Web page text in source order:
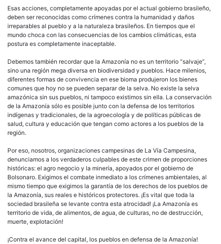
Esas acciones, completamente apoyadas por el actual gobierno brasileño,
deben ser reconocidas como crímenes contra la humanidad y daños
irreparables al pueblo y a la naturaleza brasileños. En tiempos que el
mundo choca con las consecuencias de los cambios climáticas, esta
postura es completamente inaceptable.
Debemos también recordar que la Amazonía no es un territorio “salvaje”,
sino una región mega diversa en biodiversidad y pueblos. Hace milenios,
diferentes formas de convivencia en ese bioma produjeron los bienes
comunes que hoy no se pueden separar de la selva. No existe la selva
amazónica sin sus pueblos, ni tampoco existimos sin ella. La conservación
de la Amazonía sólo es posible junto con la defensa de los territorios
indígenas y tradicionales, de la agroecología y de políticas públicas de
salud, cultura y educación que tengan como actores a los pueblos de la
región.
Por eso, nosotros, organizaciones campesinas de La Vía Campesina,
denunciamos a los verdaderos culpables de este crimen de proporciones
históricas: el agro negocio y la minería, apoyados por el gobierno de
Bolsonaro. Exigimos el combate inmediato a los crímenes ambientales, al
mismo tiempo que exigimos la garantía de los derechos de los pueblos de
la Amazonía, sus reales e históricos protectores. ¡Es vital que toda la
sociedad brasileña se levante contra esta atrocidad! ¡La Amazonía es
territorio de vida, de alimentos, de agua, de culturas, no de destrucción,
muerte, explotación!
¡Contra el avance del capital, los pueblos en defensa de la Amazonía!